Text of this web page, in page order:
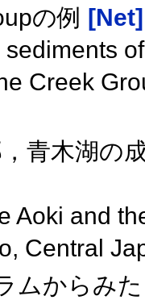
の例
[Net]
Creek
青木湖の
Aoki and
Central
ムからみ